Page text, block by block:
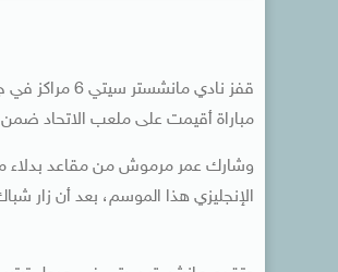
مباراة أقيمت على ملعب الاتحاد ضمن
الإنجليزي هذا الموسم، بعد أن زار